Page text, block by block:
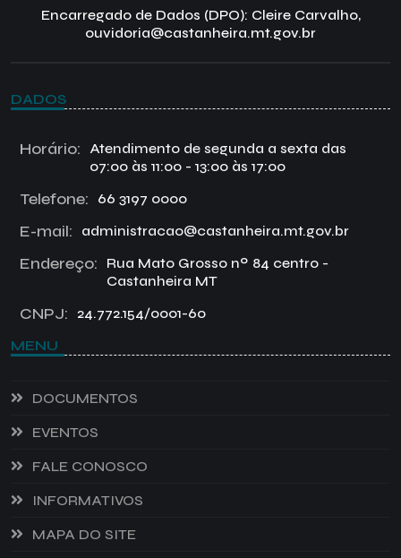
Encarregado de Dados (DPO): Cleire Carvalho,
ouvidoria@castanheira.mt.gov.br
DADOS
Horário:
Atendimento de segunda a sexta das
07:00 às 11:00 - 13:00 às 17:00
Telefone: 66 3197 0000
E-mail: administracao@castanheira.mt.gov.br
Endereço:
Rua Mato Grosso nº 84 centro -
Castanheira MT
CNPJ: 24.772.154/0001-60
MENU
DOCUMENTOS
EVENTOS
FALE CONOSCO
INFORMATIVOS
MAPA DO SITE